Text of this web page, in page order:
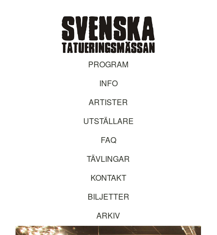
PROGRAM
INFO
ARTISTER
UTSTÄLLARE
FAQ
TÄVLINGAR
KONTAKT
BILJETTER
ARKIV